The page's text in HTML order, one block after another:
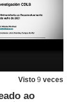
Visto 9 veces
ao